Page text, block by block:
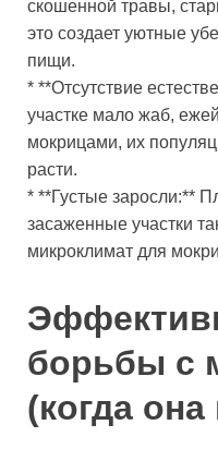
скошенной травы,
это создает уютные
пищи.
* **Отсутствие
участке мало жаб,
мокрицами, их
расти.
* **Густые заросли:**
засаженные участки
микроклимат для
борьбы с
(когда